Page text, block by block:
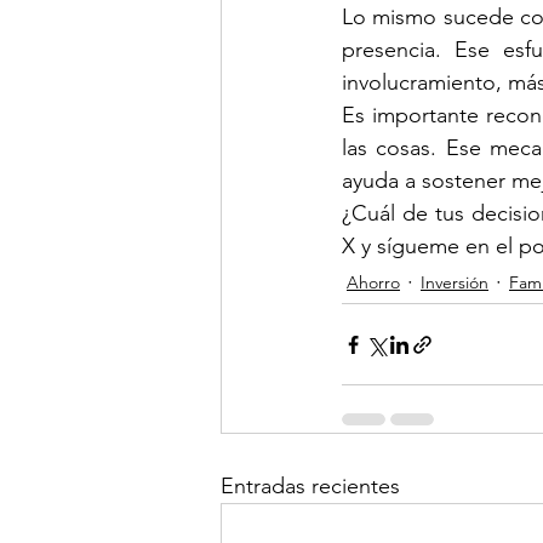
Lo mismo sucede
presencia. Ese
involucramiento,
Es importante
las cosas. Ese
ayuda a sostener
¿Cuál de tus
X y sígueme en el
Ahorro Inversión
Entradas recientes